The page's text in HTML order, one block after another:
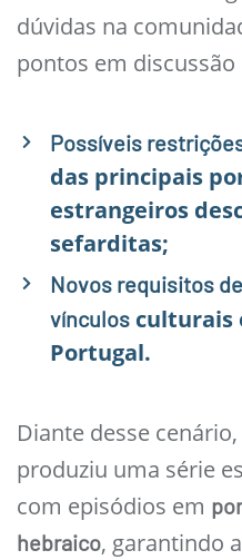
dúvidas na
pontos em discussão
Possíveis
das principais
estrangeiros
sefarditas;
Novos requisitos
vínculos culturais
Portugal.
Diante desse
produziu uma série
com episódios em
hebraico, garantindo